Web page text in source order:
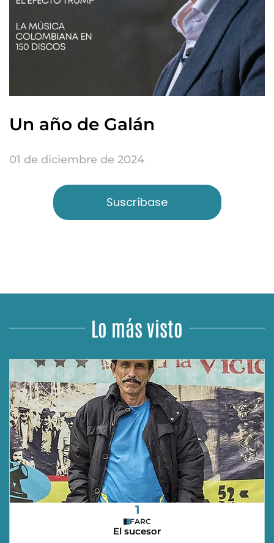
Un año de Galán
01 de diciembre de 2024
Suscríbase
Lo más visto
1
FARC
El sucesor